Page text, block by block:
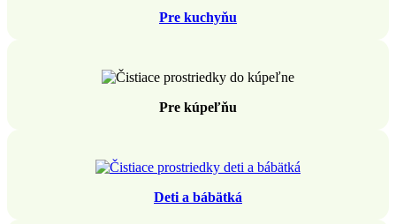
Pre kuchyňu
Pre kúpeľňu
Deti a bábätká